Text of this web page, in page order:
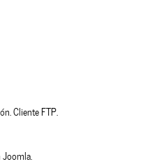
Cliente FTP.